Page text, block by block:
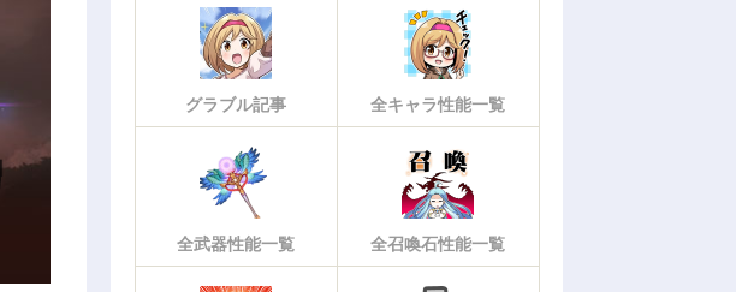
グラブル記事 全キャラ性能一覧
全武器性能一覧 全召喚石性能一覧